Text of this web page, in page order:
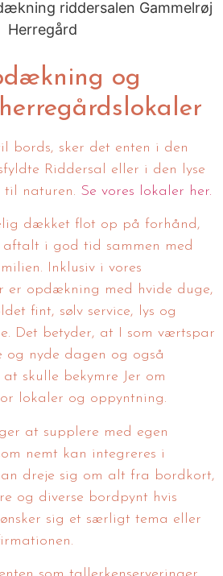
og
bords, sker det enten i den
Riddersal eller i den lyse
til naturen. Se vores lokaler her.
dækket flot op på forhånd,
i god tid sammen med
Inklusiv i vores
er opdækning med hvide duge,
fint, sølv service, lys og
Det betyder, at I som værtspar
nyde dagen og også
skulle bekymre Jer om
lokaler og oppyntning.
at supplere med egen
nemt kan integreres i
dreje sig om alt fra bordkort,
og diverse bordpynt hvis
sig et særligt tema eller